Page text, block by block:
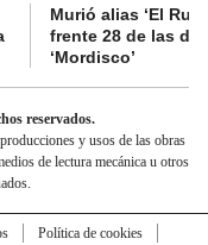
Murió alias ‘El
frente 28 de las
‘Mordisco’
reservados.
y usos de las obras
de lectura mecánica u otros
Política de cookies